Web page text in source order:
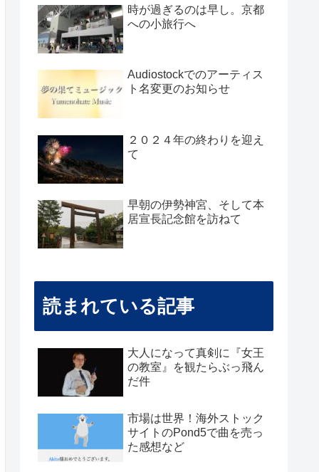
時が過ぎるのは早し。京都
への小旅行へ
Audiostockでのアーティス
ト名変更のお知らせ
２０２４年の終わりを迎え
て
早朝の伊勢神宮、そして本
居宣長記念館を訪ねて
読まれている記事
大人になって真剣に『女王
の教室』を観たらぶっ飛ん
だ件
市場は世界！海外ストック
サイトのPond5で曲を売っ
た感想など